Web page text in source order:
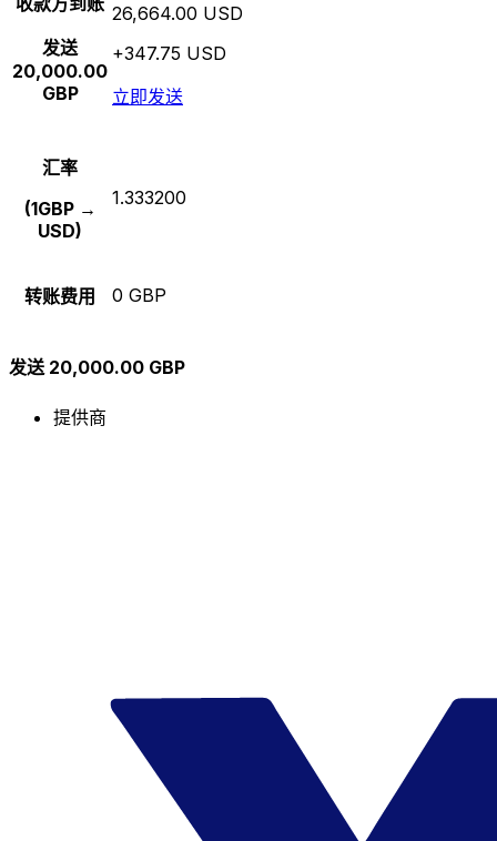
发送
20,000.00
GBP
26,664.00 USD
+347.75 USD
立即发送
汇率
(1GBP →
USD)
1.333200
转账费用 0 GBP
发送 20,000.00 GBP
提供商